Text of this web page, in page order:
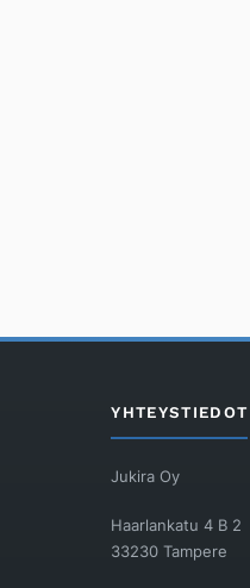
YHTEYSTIEDOT
Jukira Oy
Haarlankatu 4 B 2
33230 Tampere